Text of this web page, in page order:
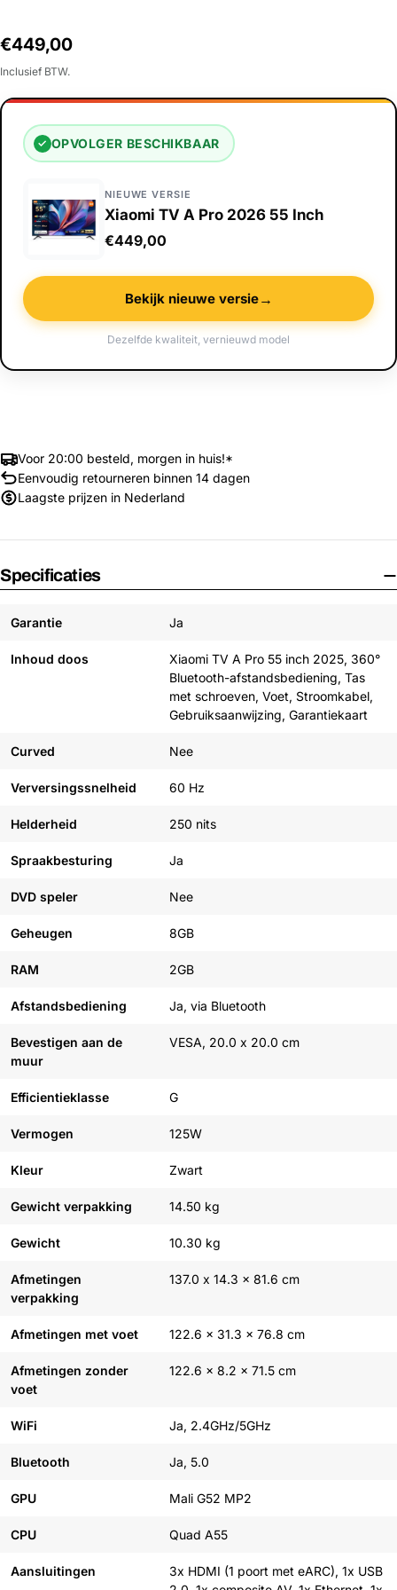
Normale
prijs
€449,00
Inclusief BTW.
✓ OPVOLGER BESCHIKBAAR
NIEUWE VERSIE
Xiaomi TV A Pro 2026 55 Inch
€449,00
Bekijk nieuwe versie→
Dezelfde kwaliteit, vernieuwd model
Voor 20:00 besteld, morgen in huis!*
Eenvoudig retourneren binnen 14 dagen
Laagste prijzen in Nederland
Specificaties
Garantie Ja
Inhoud doos
Xiaomi TV A Pro 55 inch 2025, 360°
Bluetooth-afstandsbediening, Tas
met schroeven, Voet, Stroomkabel,
Gebruiksaanwijzing, Garantiekaart
Curved Nee
Verversingssnelheid 60 Hz
Helderheid 250 nits
Spraakbesturing Ja
DVD speler Nee
Geheugen 8GB
RAM 2GB
Afstandsbediening Ja, via Bluetooth
Bevestigen aan de
muur
VESA, 20.0 x 20.0 cm
Efficientieklasse G
Vermogen 125W
Kleur Zwart
Gewicht verpakking 14.50 kg
Gewicht 10.30 kg
Afmetingen
verpakking
137.0 x 14.3 x 81.6 cm
Afmetingen met voet 122.6 x 31.3 x 76.8 cm
Afmetingen zonder
voet
122.6 x 8.2 x 71.5 cm
WiFi Ja, 2.4GHz/5GHz
Bluetooth Ja, 5.0
GPU Mali G52 MP2
CPU Quad A55
Aansluitingen
3x HDMI (1 poort met eARC), 1x USB